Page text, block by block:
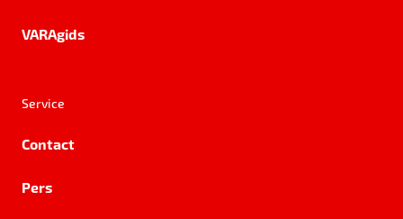
VARAgids
Service
Contact
Pers